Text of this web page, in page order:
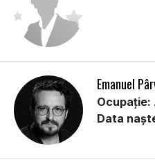
Emanuel
Ocupație:
Data